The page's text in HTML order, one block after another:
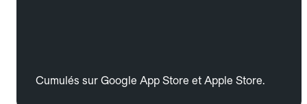
Cumulés sur Google App Store et Apple Store.